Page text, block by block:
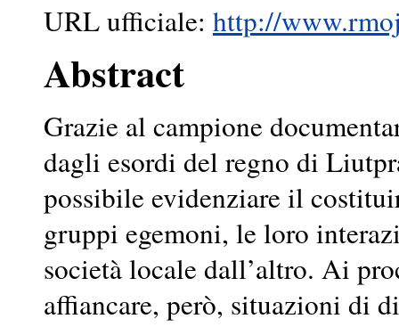
URL ufficiale: http://
Abstract
Grazie al campione
dagli esordi del regno di
possibile evidenziare il
gruppi egemoni, le loro
società locale dall’altro. Ai
affiancare, però, situazioni di